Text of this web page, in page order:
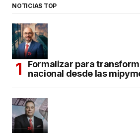
NOTICIAS TOP
Formalizar para
nacional desde las